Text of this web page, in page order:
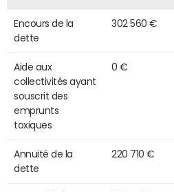
Encours de la
dette
302 560 €
Aide aux
collectivités ayant
souscrit des
emprunts
toxiques
0 €
Annuité de la
dette
220 710 €